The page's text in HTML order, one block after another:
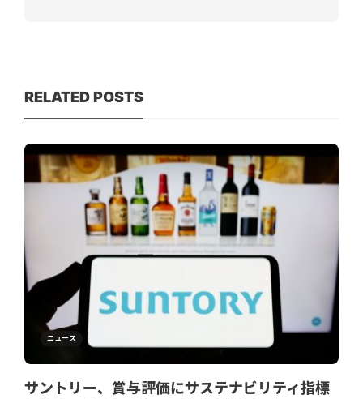
RELATED POSTS
ニュース
サントリー、賞与評価にサステナビリティ指標